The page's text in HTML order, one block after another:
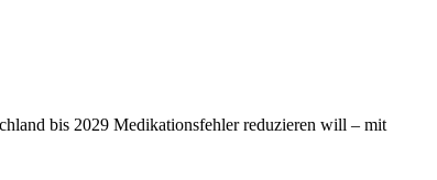
bis 2029 Medikationsfehler reduzieren will – mit